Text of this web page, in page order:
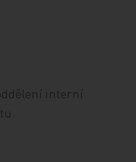
interní